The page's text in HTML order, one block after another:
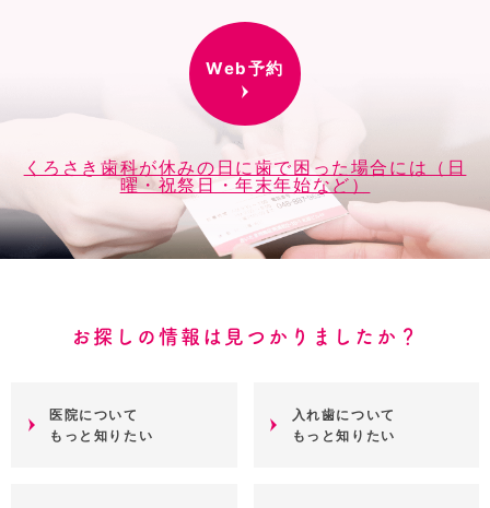
Web予約
くろさき歯科が休みの日に歯で困った場合には（日
曜・祝祭日・年末年始など）
お探しの情報は見つかりましたか？
医院について
もっと知りたい
入れ歯について
もっと知りたい